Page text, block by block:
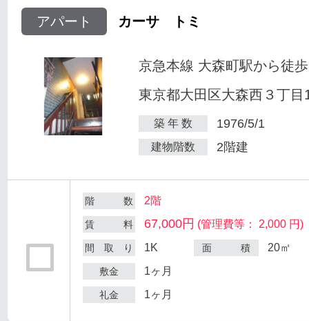
アパート カーサ トミ
京急本線 大森町駅から徒
東京都大田区大森西３丁目
築 年 数 1976/5/1
建物階数 2階建
階 数 2階
賃 料 67,000円 (管理費等： 2,000 円)
間 取 り 1K 面 積 20㎡
敷金 1ヶ月
礼金 1ヶ月